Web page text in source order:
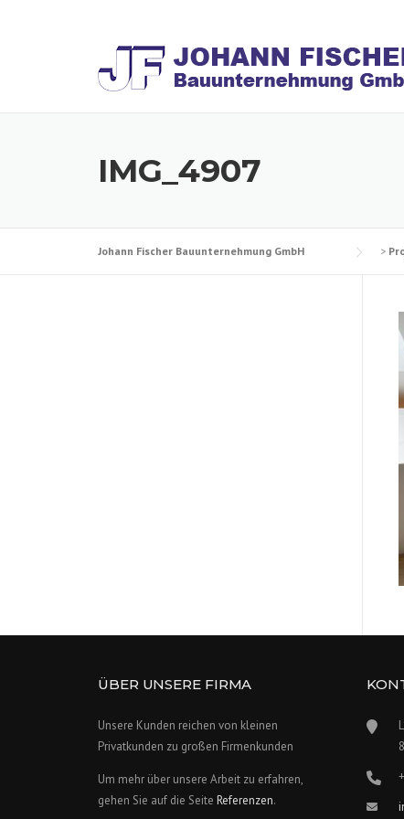
IMG_4907
Johann Fischer Bauunternehmung GmbH >
ÜBER UNSERE FIRMA
Unsere Kunden reichen von kleinen
Privatkunden zu großen Firmenkunden
Um mehr über unsere Arbeit zu erfahren,
gehen Sie auf die Seite Referenzen.